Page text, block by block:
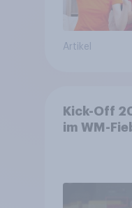
Artikel
Kick-Off
im WM-